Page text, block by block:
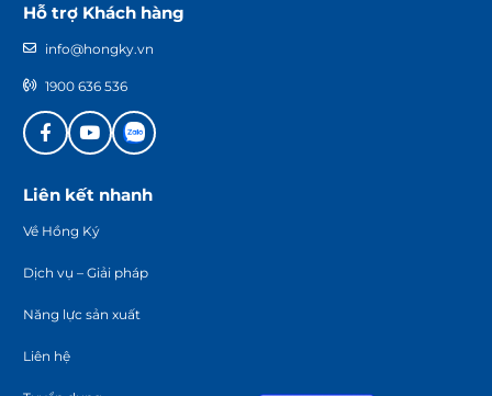
Hỗ trợ Khách hàng
info@hongky.vn
1900 636 536
Liên kết nhanh
Về Hồng Ký
Dịch vụ – Giải pháp
Năng lực sản xuất
Liên hệ